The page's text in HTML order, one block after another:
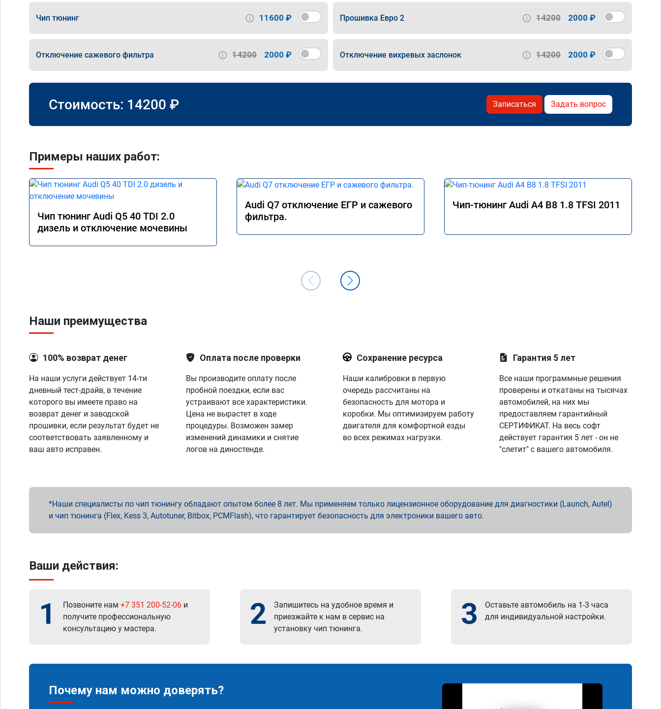
Чип тюнинг 11600 ₽ Прошивка Евро 2 14200 2000 ₽
Отключение сажевого фильтра 14200 2000 ₽ Отключение вихревых заслонок 14200 2000 ₽
Стоимость: 14200 ₽ Записаться Задать вопрос
Примеры наших работ:
Чип тюнинг Audi Q5 40 TDI 2.0
дизель и отключение мочевины
Audi Q7 отключение ЕГР и сажевого
фильтра.
Чип-тюнинг Audi A4 B8 1.8 TFSI 2011
Наши преимущества
100% возврат денег
На наши услуги действует 14-ти
дневный тест-драйв, в течение
которого вы имеете право на
возврат денег и заводской
прошивки, если результат будет не
соответствовать заявленному и
ваш авто исправен.
Оплата после проверки
Вы производите оплату после
пробной поездки, если вас
устраивают все характеристики.
Цена не вырастет в ходе
процедуры. Возможен замер
изменений динамики и снятие
логов на диностенде.
Сохранение ресурса
Наши калибровки в первую
очередь рассчитаны на
безопасность для мотора и
коробки. Мы оптимизируем работу
двигателя для комфортной езды
во всех режимах нагрузки.
Гарантия 5 лет
Все наши программные решения
проверены и откатаны на тысячах
автомобилей, на них мы
предоставляем гарантийный
СЕРТИФИКАТ. На весь софт
действует гарантия 5 лет - он не
"слетит" с вашего автомобиля.
Наши специалисты по чип тюнингу обладают опытом более 8 лет. Мы применяем только лицензионное оборудование для диагностики (Launch, Autel)
и чип тюнинга (Flex, Kess 3, Autotuner, Bitbox, PCMFlash), что гарантирует безопасность для электроники вашего авто.
Ваши действия:
1 Позвоните нам +7 351 200-52-06 и
получите профессиональную
консультацию у мастера.
2
Запишитесь на удобное время и
приезжайте к нам в сервис на
установку чип тюнинга.
3
Оставьте автомобиль на 1-3 часа
для индивидуальной настройки.
Почему нам можно доверять?